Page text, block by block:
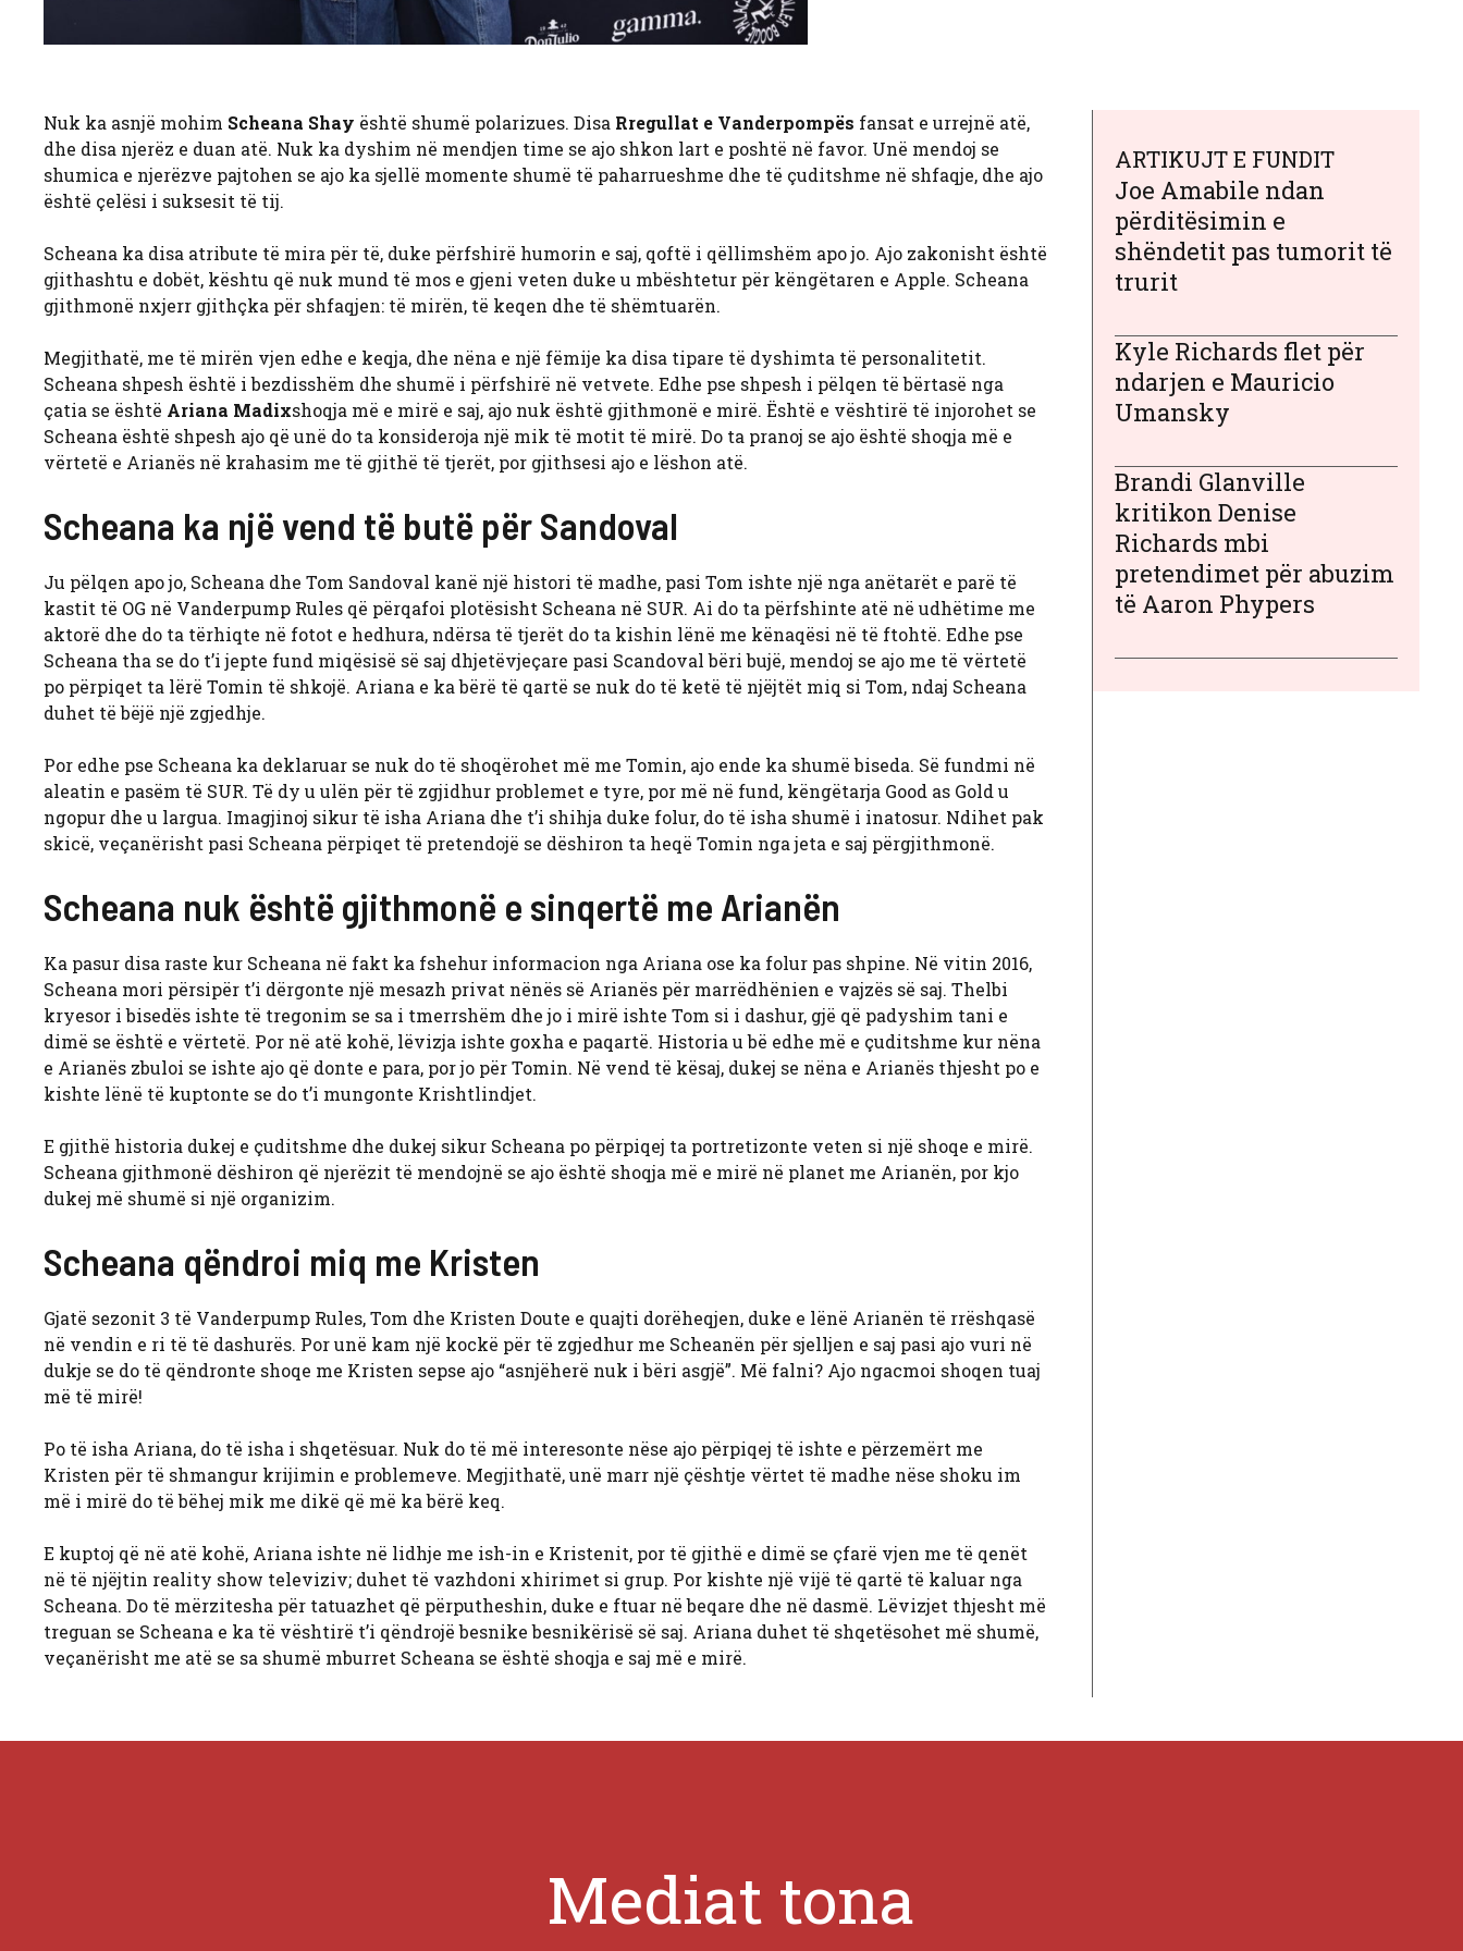
Nuk ka asnjë mohim Scheana Shay është shumë polarizues. Disa Rregullat e Vanderpompës fansat e urrejnë atë,
dhe disa njerëz e duan atë. Nuk ka dyshim në mendjen time se ajo shkon lart e poshtë në favor. Unë mendoj se
shumica e njerëzve pajtohen se ajo ka sjellë momente shumë të paharrueshme dhe të çuditshme në shfaqje, dhe ajo
është çelësi i suksesit të tij.
Scheana ka disa atribute të mira për të, duke përfshirë humorin e saj, qoftë i qëllimshëm apo jo. Ajo zakonisht është
gjithashtu e dobët, kështu që nuk mund të mos e gjeni veten duke u mbështetur për këngëtaren e Apple. Scheana
gjithmonë nxjerr gjithçka për shfaqjen: të mirën, të keqen dhe të shëmtuarën.
Megjithatë, me të mirën vjen edhe e keqja, dhe nëna e një fëmije ka disa tipare të dyshimta të personalitetit.
Scheana shpesh është i bezdisshëm dhe shumë i përfshirë në vetvete. Edhe pse shpesh i pëlqen të bërtasë nga
çatia se është Ariana Madixshoqja më e mirë e saj, ajo nuk është gjithmonë e mirë. Është e vështirë të injorohet se
Scheana është shpesh ajo që unë do ta konsideroja një mik të motit të mirë. Do ta pranoj se ajo është shoqja më e
vërtetë e Arianës në krahasim me të gjithë të tjerët, por gjithsesi ajo e lëshon atë.
Scheana ka një vend të butë për Sandoval
Ju pëlqen apo jo, Scheana dhe Tom Sandoval kanë një histori të madhe, pasi Tom ishte një nga anëtarët e parë të
kastit të OG në Vanderpump Rules që përqafoi plotësisht Scheana në SUR. Ai do ta përfshinte atë në udhëtime me
aktorë dhe do ta tërhiqte në fotot e hedhura, ndërsa të tjerët do ta kishin lënë me kënaqësi në të ftohtë. Edhe pse
Scheana tha se do t’i jepte fund miqësisë së saj dhjetëvjeçare pasi Scandoval bëri bujë, mendoj se ajo me të vërtetë
po përpiqet ta lërë Tomin të shkojë. Ariana e ka bërë të qartë se nuk do të ketë të njëjtët miq si Tom, ndaj Scheana
duhet të bëjë një zgjedhje.
Por edhe pse Scheana ka deklaruar se nuk do të shoqërohet më me Tomin, ajo ende ka shumë biseda. Së fundmi në
aleatin e pasëm të SUR. Të dy u ulën për të zgjidhur problemet e tyre, por më në fund, këngëtarja Good as Gold u
ngopur dhe u largua. Imagjinoj sikur të isha Ariana dhe t’i shihja duke folur, do të isha shumë i inatosur. Ndihet pak
skicë, veçanërisht pasi Scheana përpiqet të pretendojë se dëshiron ta heqë Tomin nga jeta e saj përgjithmonë.
Scheana nuk është gjithmonë e sinqertë me Arianën
Ka pasur disa raste kur Scheana në fakt ka fshehur informacion nga Ariana ose ka folur pas shpine. Në vitin 2016,
Scheana mori përsipër t’i dërgonte një mesazh privat nënës së Arianës për marrëdhënien e vajzës së saj. Thelbi
kryesor i bisedës ishte të tregonim se sa i tmerrshëm dhe jo i mirë ishte Tom si i dashur, gjë që padyshim tani e
dimë se është e vërtetë. Por në atë kohë, lëvizja ishte goxha e paqartë. Historia u bë edhe më e çuditshme kur nëna
e Arianës zbuloi se ishte ajo që donte e para, por jo për Tomin. Në vend të kësaj, dukej se nëna e Arianës thjesht po e
kishte lënë të kuptonte se do t’i mungonte Krishtlindjet.
E gjithë historia dukej e çuditshme dhe dukej sikur Scheana po përpiqej ta portretizonte veten si një shoqe e mirë.
Scheana gjithmonë dëshiron që njerëzit të mendojnë se ajo është shoqja më e mirë në planet me Arianën, por kjo
dukej më shumë si një organizim.
Scheana qëndroi miq me Kristen
Gjatë sezonit 3 të Vanderpump Rules, Tom dhe Kristen Doute e quajti dorëheqjen, duke e lënë Arianën të rrëshqasë
në vendin e ri të të dashurës. Por unë kam një kockë për të zgjedhur me Scheanën për sjelljen e saj pasi ajo vuri në
dukje se do të qëndronte shoqe me Kristen sepse ajo “asnjëherë nuk i bëri asgjë”. Më falni? Ajo ngacmoi shoqen tuaj
më të mirë!
Po të isha Ariana, do të isha i shqetësuar. Nuk do të më interesonte nëse ajo përpiqej të ishte e përzemërt me
Kristen për të shmangur krijimin e problemeve. Megjithatë, unë marr një çështje vërtet të madhe nëse shoku im
më i mirë do të bëhej mik me dikë që më ka bërë keq.
E kuptoj që në atë kohë, Ariana ishte në lidhje me ish-in e Kristenit, por të gjithë e dimë se çfarë vjen me të qenët
në të njëjtin reality show televiziv; duhet të vazhdoni xhirimet si grup. Por kishte një vijë të qartë të kaluar nga
Scheana. Do të mërzitesha për tatuazhet që përputheshin, duke e ftuar në beqare dhe në dasmë. Lëvizjet thjesht më
treguan se Scheana e ka të vështirë t’i qëndrojë besnike besnikërisë së saj. Ariana duhet të shqetësohet më shumë,
veçanërisht me atë se sa shumë mburret Scheana se është shoqja e saj më e mirë.
ARTIKUJT E FUNDIT
Joe Amabile ndan
përditësimin e
shëndetit pas tumorit të
trurit
Kyle Richards flet për
ndarjen e Mauricio
Umansky
Brandi Glanville
kritikon Denise
Richards mbi
pretendimet për abuzim
të Aaron Phypers
Mediat tona